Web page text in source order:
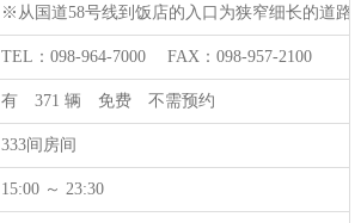
※从国道58号线到饭店的入口为狭窄细长的道
TEL：098-964-7000 FAX：098-957-2100
有 371 辆 免费 不需预约
333间房间
15:00 ～ 23:30